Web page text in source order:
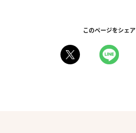
このページをシェア